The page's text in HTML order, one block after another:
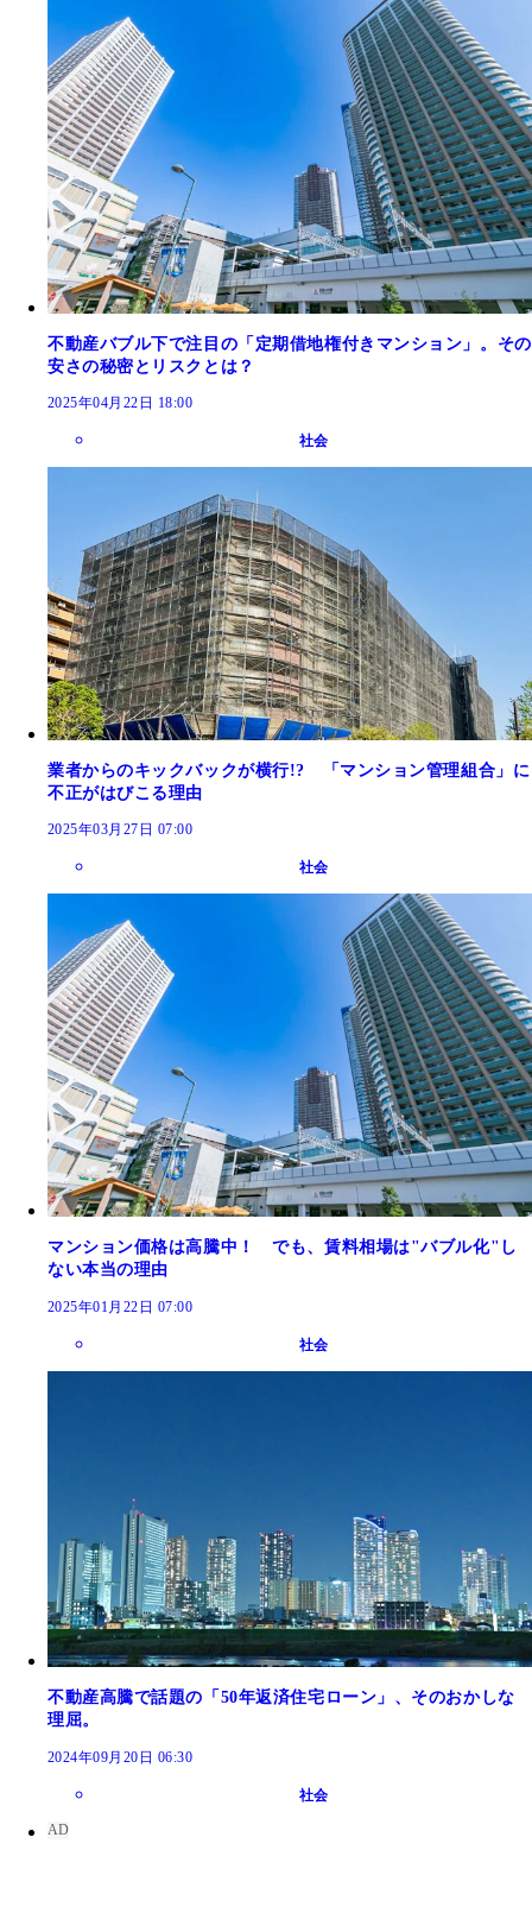
不動産バブル下で注目の「定期借地権付きマンション」。その
安さの秘密とリスクとは？
2025年04月22日 18:00
社会
業者からのキックバックが横行!? 「マンション管理組合」に
不正がはびこる理由
2025年03月27日 07:00
社会
マンション価格は高騰中！ でも、賃料相場は"バブル化"し
ない本当の理由
2025年01月22日 07:00
社会
不動産高騰で話題の「50年返済住宅ローン」、そのおかしな
理屈。
2024年09月20日 06:30
社会